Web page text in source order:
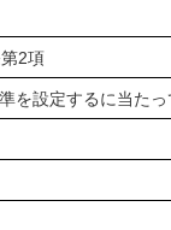
2項
を設定するに当た